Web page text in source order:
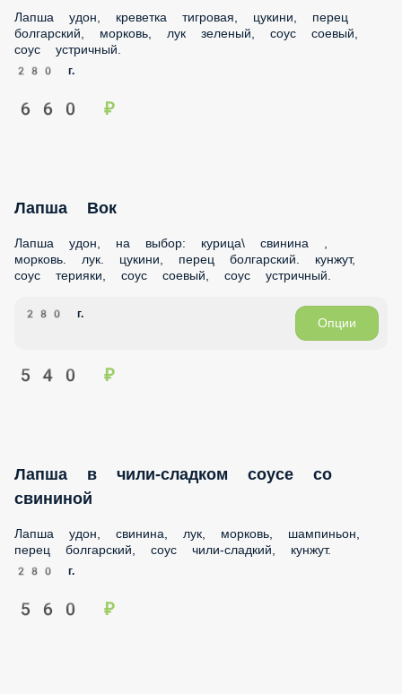
Лапша удон, креветка тигровая, цукини, перец болгарский,
морковь, лук зеленый, соус соевый, соус устричный.
280 г.
цукини, перец болгарский. кунжут, соус терияки, соус
соевый, соус устричный.
Опции
Лапша удон, свинина, лук, морковь, шампиньон, перец
болгарский, соус чили-сладкий, кунжут.
280 г.
560 ₽